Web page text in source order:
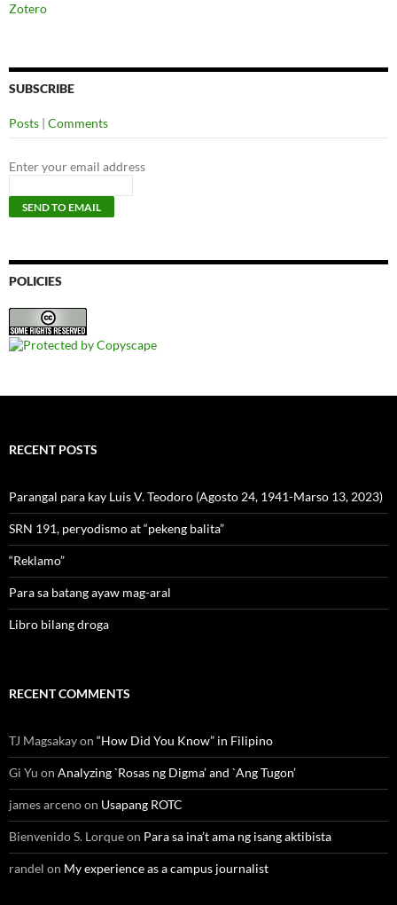
Zotero
SUBSCRIBE
Posts | Comments
Enter your email address
POLICIES
RECENT POSTS
Parangal para kay Luis V. Teodoro (Agosto 24, 1941-Marso 13, 2023)
SRN 191, peryodismo at “pekeng balita”
“Reklamo”
Para sa batang ayaw mag-aral
Libro bilang droga
RECENT COMMENTS
TJ Magsakayon “How Did You Know” in Filipino
Gi Yu on Analyzing `Rosas ng Digma’ and `Ang Tugon’
james arcenoon Usapang ROTC
Bienvenido S. Lorqueon Para sa ina’t ama ng isang aktibista
randel on My experience as a campus journalist